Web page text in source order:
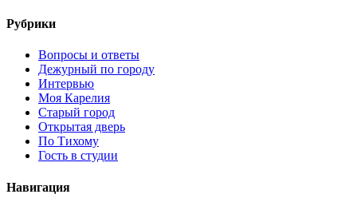
Рубрики
Вопросы и ответы
Дежурный по городу
Интервью
Моя Карелия
Старый город
Открытая дверь
По Тихому
Гость в студии
Навигация